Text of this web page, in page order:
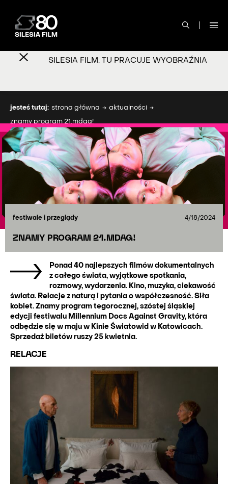
SILESIA FILM. TU PRACUJE WYOBRAŹNIA
jesteś tutaj: strona główna aktualności
znamy program 21.mdag!
festiwale i przeglądy 4/18/2024
ZNAMY PROGRAM 21.MDAG!
Ponad 40 najlepszych filmów dokumentalnych
z całego świata, wyjątkowe spotkania,
rozmowy, wydarzenia. Kino, muzyka, ciekawość
świata. Relacje z naturą i pytania o współczesność. Siła
kobiet. Znamy program tegorocznej, szóstej śląskiej
edycji festiwalu Millennium Docs Against Gravity, która
odbędzie się w maju w Kinie Światowid w Katowicach.
Sprzedaż biletów ruszy 25 kwietnia.
RELACJE